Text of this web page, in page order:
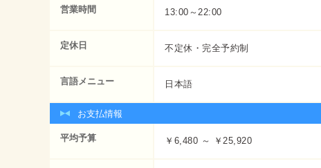
営業時間 13:00～22:00
定休日 不定休・完全予約制
言語メニュー 日本語
お支払情報
平均予算 ￥6,480 ～ ￥25,920